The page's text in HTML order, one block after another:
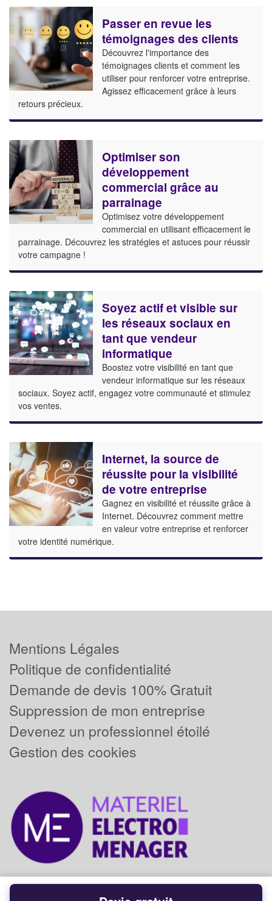
Passer en revue les
témoignages des clients
Découvrez l'importance des
témoignages clients et comment les
utiliser pour renforcer votre entreprise.
Agissez efficacement grâce à leurs
retours précieux.
Optimiser son
développement
commercial grâce au
parrainage
Optimisez votre développement
commercial en utilisant efficacement le
parrainage. Découvrez les stratégies et astuces pour réussir
votre campagne !
Soyez actif et visible sur
les réseaux sociaux en
tant que vendeur
informatique
Boostez votre visibilité en tant que
vendeur informatique sur les réseaux
sociaux. Soyez actif, engagez votre communauté et stimulez
vos ventes.
Internet, la source de
réussite pour la visibilité
de votre entreprise
Gagnez en visibilité et réussite grâce à
Internet. Découvrez comment mettre
en valeur votre entreprise et renforcer
votre identité numérique.
Mentions Légales
Politique de confidentialité
Demande de devis 100% Gratuit
Suppression de mon entreprise
Devenez un professionnel étoilé
Gestion des cookies